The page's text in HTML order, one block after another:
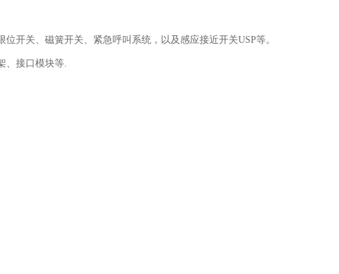
开关、磁簧开关、紧急呼叫系统，以及感应接近开关USP等。
、接口模块等.